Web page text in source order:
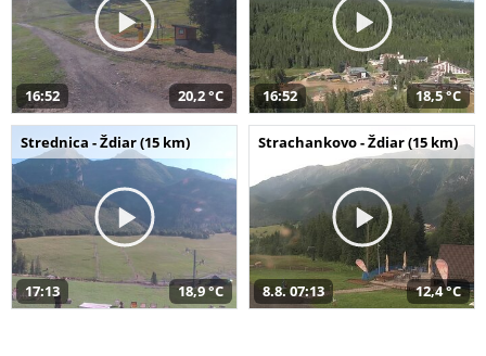
16:52 20,2 °C 16:52 18,5 °C
Strednica - Ždiar (15 km)
17:13 18,9 °C
Strachankovo - Ždiar (15 km)
8.8. 07:13 12,4 °C